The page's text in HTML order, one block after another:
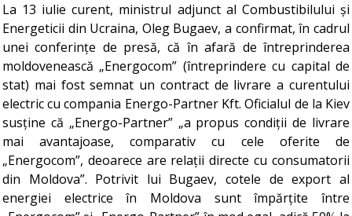
La 13 iulie curent, ministrul adjunct al Combustibilului și
Energeticii din Ucraina, Oleg Bugaev, a confirmat, în cadrul
unei conferințe de presă, că în afară de întreprinderea
moldovenească „Energocom” (întreprindere cu capital de
stat) mai fost semnat un contract de livrare a curentului
electric cu compania Energo-Partner Kft. Oficialul de la Kiev
susține că „Energo-Partner” „a propus condiții de livrare
mai avantajoase, comparativ cu cele oferite de
„Energocom”, deoarece are relații directe cu consumatorii
din Moldova”. Potrivit lui Bugaev, cotele de export al
energiei electrice în Moldova sunt împărțite între